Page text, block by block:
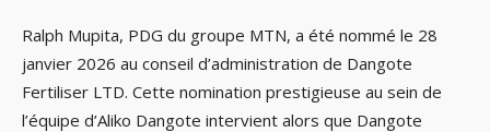
Ralph Mupita, PDG du groupe MTN, a été nommé le 28
janvier 2026 au conseil d’administration de Dangote
Fertiliser LTD. Cette nomination prestigieuse au sein de
l’équipe d’Aliko Dangote intervient alors que Dangote